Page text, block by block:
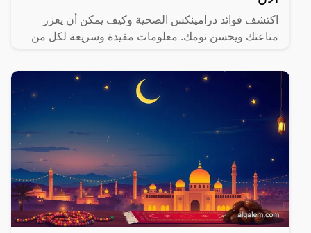
اكتشف فوائد درامينكس الصحية وكيف يمكن أن يعزز
مناعتك ويحسن نومك. معلومات مفيدة وسريعة لكل من